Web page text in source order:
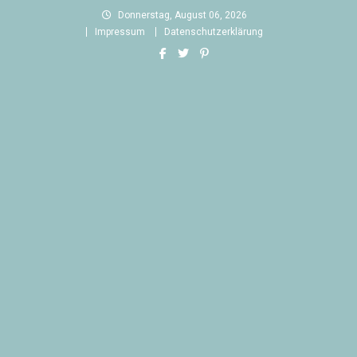
Donnerstag, August 06, 2026
Impressum
Datenschutzerklärung